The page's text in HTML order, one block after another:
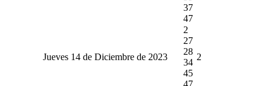
37
47
Jueves 14 de Diciembre de 2023
2
27
28
34
45
47
2